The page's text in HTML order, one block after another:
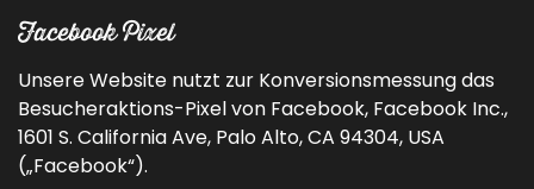
Facebook Pixel
Unsere Website nutzt zur Konversionsmessung das
Besucheraktions-Pixel von Facebook, Facebook Inc.,
1601 S. California Ave, Palo Alto, CA 94304, USA
(„Facebook“).